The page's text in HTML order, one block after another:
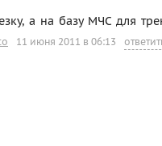
а на базу МЧС для
11 июня 2011 в 06:13